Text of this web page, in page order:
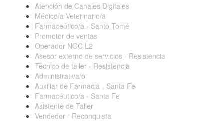
Atención de Canales Digitales
Médico/a Veterinario/a
Farmaceútico/a - Santo Tomé
Promotor de ventas
Operador NOC L2
Asesor externo de servicios - Resistencia
Técnico de taller - Resistencia
Administrativa/o
Auxiliar de Farmacia - Santa Fe
Farmacéutico/a - Santa Fe
Asistente de Taller
Vendedor - Reconquista